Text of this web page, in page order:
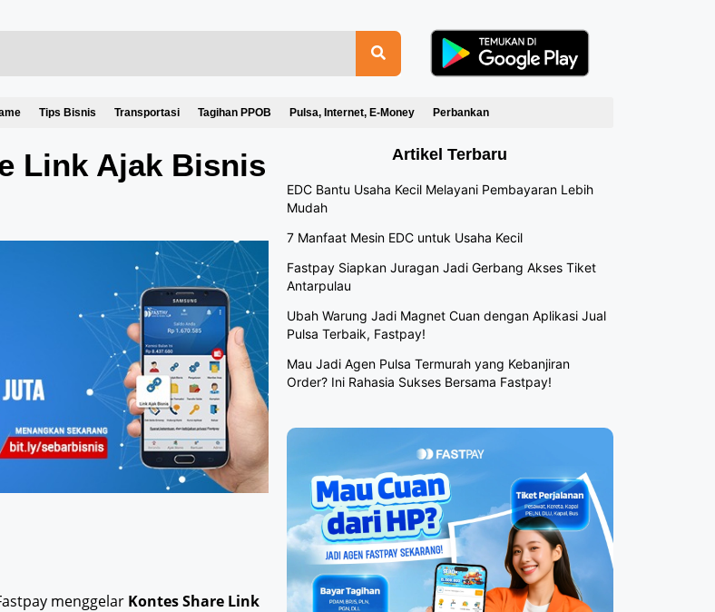
Tips Bisnis Transportasi Tagihan PPOB Pulsa, Internet, E-Money Perbankan
Link Ajak Bisnis
menggelar Kontes Share Link
Artikel Terbaru
EDC Bantu Usaha Kecil Melayani Pembayaran Lebih
Mudah
7 Manfaat Mesin EDC untuk Usaha Kecil
Fastpay Siapkan Juragan Jadi Gerbang Akses Tiket
Antarpulau
Ubah Warung Jadi Magnet Cuan dengan Aplikasi Jual
Pulsa Terbaik, Fastpay!
Mau Jadi Agen Pulsa Termurah yang Kebanjiran
Order? Ini Rahasia Sukses Bersama Fastpay!